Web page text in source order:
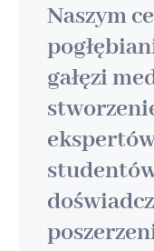
Naszym
gałęzi